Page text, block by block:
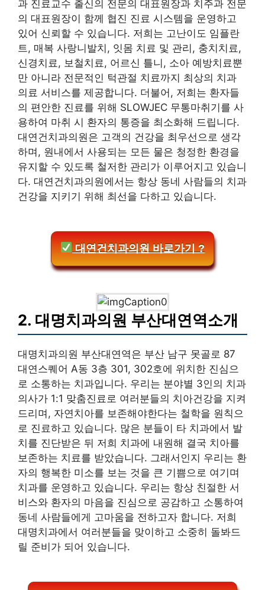
과 진료교수 출신의 전문의 대표원장과 치주과 전문
의 대표원장이 함께 협진 진료 시스템을 운영하고
있어 신뢰할 수 있습니다. 저희는 고난이도 임플란
트, 매복 사랑니발치, 잇몸 치료 및 관리, 충치치료,
신경치료, 보철치료, 어르신 틀니, 소아 예방치료뿐
만 아니라 전문적인 턱관절 치료까지 최상의 치과
의료 서비스를 제공합니다. 더불어, 저희는 환자들
의 편안한 진료를 위해 SLOWJEC 무통마취기를 사
용하여 마취 시 환자의 통증을 최소화해 드립니다.
대연건치과의원은 고객의 건강을 최우선으로 생각
하며, 원내에서 사용되는 모든 물은 청정한 환경을
유지할 수 있도록 철저한 관리가 이루어지고 있습니
다. 대연건치과의원에서는 항상 동네 사람들의 치과
건강을 지키기 위해 최선을 다하고 있습니다.
대연건치과의원 바로가기 ?
2. 대명치과의원 부산대연역소개
대명치과의원 부산대연역은 부산 남구 못골로 87
대연스퀘어 A동 3층 301, 302호에 위치한 진심으
로 소통하는 치과입니다. 우리는 분야별 3인의 치과
의사가 1:1 맞춤진료로 여러분들의 치아건강을 지켜
드리며, 자연치아를 보존해야한다는 철학을 원칙으
로 진료하고 있습니다. 많은 분들이 타 치과에서 발
치를 진단받은 뒤 저희 치과에 내원해 결국 치아를
보존하는 치료를 받았습니다. 그래서인지 우리는 환
자의 행복한 미소를 보는 것을 큰 기쁨으로 여기며
치과를 운영하고 있습니다. 우리는 항상 친절한 서
비스와 환자의 마음을 진심으로 공감하고 소통하여
동네 사람들에게 고마움을 전하고자 합니다. 저희
대명치과에서 여러분들을 맞이하고 소중히 돌봐드
릴 준비가 되어 있습니다.